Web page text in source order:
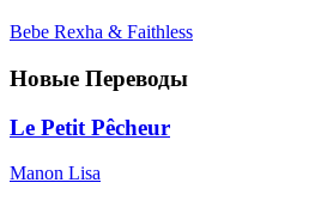
Bebe Rexha & Faithless
Новые Переводы
Le Petit Pêcheur
Manon Lisa